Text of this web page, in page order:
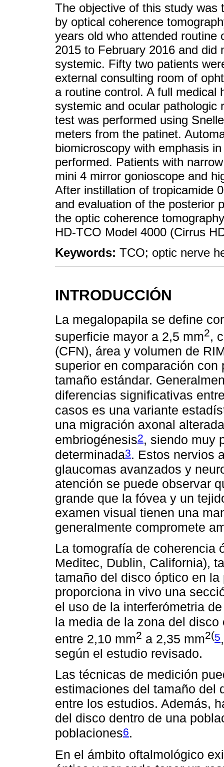
The objective of this study was
by optical coherence
years old who attended routine
2015 to February 2016 and did
systemic. Fifty two patients
external consulting room of
a routine control. A full medical
systemic and ocular pathologic
test was performed using
meters from the patinet.
biomicroscopy with emphasis
performed. Patients with
mini 4 mirror gonioscope and
After instillation of tropicamide
and evaluation of the posterior
the optic coherence
HD-TCO Model 4000 (Cirrus
Keywords: TCO; optic nerve
INTRODUCCIÓN
La megalopapila se define
superficie mayor a 2,5 mm2,
(CFN), área y volumen de
superior en comparación
tamaño estándar.
diferencias significativas
casos es una variante
una migración axonal
embriogénesis2, siendo muy
determinada3. Estos nervios
glaucomas avanzados y
atención se puede observar
grande que la fóvea y un
examen visual tienen una
generalmente compromete
La tomografía de coherencia
Meditec, Dublin, California),
tamaño del disco óptico en
proporciona in vivo una
el uso de la interferómetria
la media de la zona del
entre 2,10 mm2 a 2,35 mm2(5
según el estudio revisado.
Las técnicas de medición
estimaciones del tamaño del
entre los estudios. Además,
del disco dentro de una
poblaciones6.
En el ámbito oftalmológico